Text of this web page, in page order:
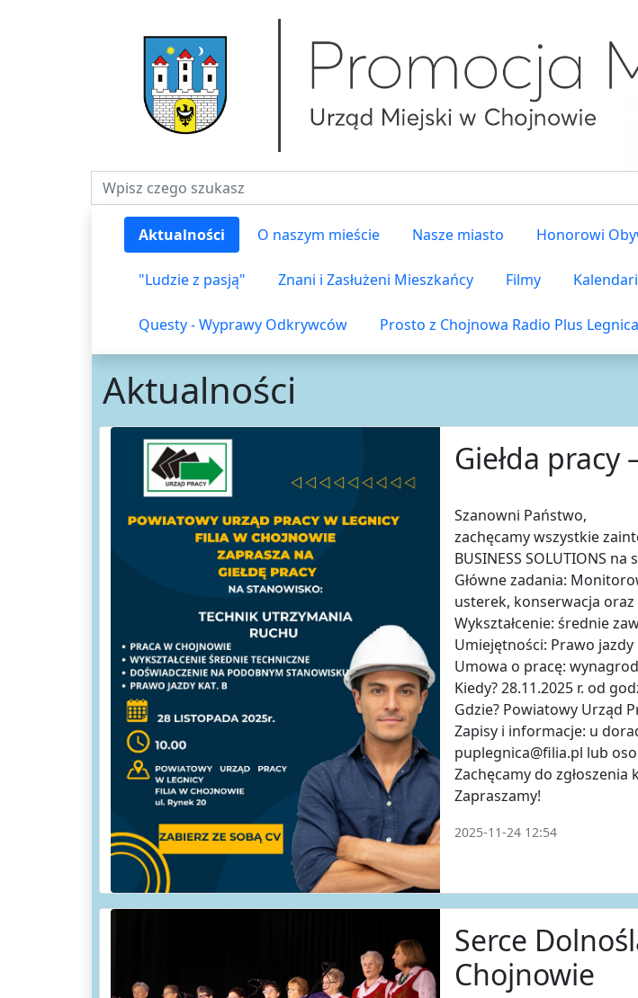
Fraza do wyszukiwania
Aktualności O naszym mieście Nasze miasto Honorowi
"Ludzie z pasją" Znani i Zasłużeni Mieszkańcy Filmy
Questy - Wyprawy Odkrywców Prosto z Chojnowa Radio Plus Legnica
Aktualności
Giełda
Szanowni Państwo,
zachęcamy wszystkie
BUSINESS SOLUTIONS
Główne zadania:
usterek, konserwacja
Wykształcenie: średnie
Umiejętności: Prawo jazdy
Umowa o pracę:
Kiedy? 28.11.2025 r. od
Gdzie? Powiatowy Urząd
Zapisy i informacje: u
puplegnica@filia.pl lub
Zachęcamy do
Zapraszamy!
2025-11-24 12:54
Serce
Chojnowie